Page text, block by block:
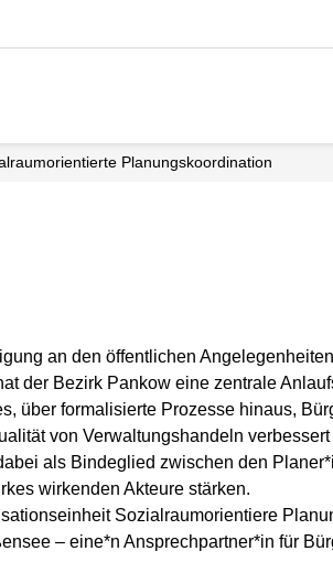
Planungs­koordination
an den öffentlichen
der Bezirk Pankow eine zentrale
über formalisierte Prozesse hinaus,
von Verwaltungshandeln
als Bindeglied zwischen den
wirkenden Akteure stärken.
Sozialraumorientiere
– eine*n Ansprechpartner*in für